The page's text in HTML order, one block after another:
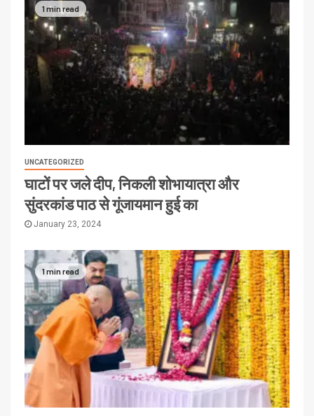
1 min read
UNCATEGORIZED
घाटों पर जले दीप, निकली शोभायात्रा और
सुंदरकांड पाठ से गूंजायमान हुई का
January 23, 2024
1 min read